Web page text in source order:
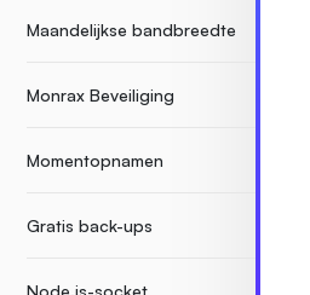
Maandelijkse bandbreedte
Monrax Beveiliging
Momentopnamen
Gratis back-ups